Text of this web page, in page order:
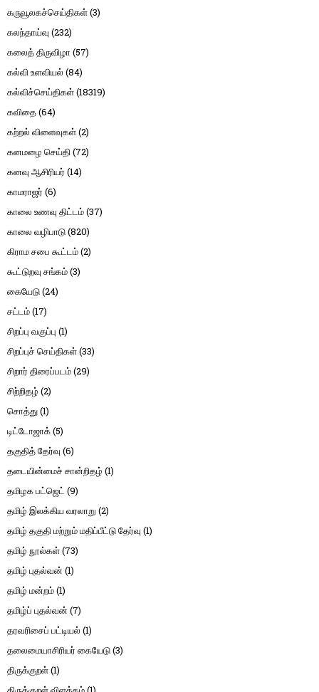
கருவூலகச்செய்திகள்(3)
கலந்தாய்வு (232)
கலைத் திருவிழா (57)
கல்வி உளவியல் (84)
கல்விச்செய்திகள்(18319)
கவிதை(64)
கற்றல் விளைவுகள்(2)
கனமழை செய்தி(72)
கனவு ஆசிரியர் (14)
காமராஜர் (6)
காலை உணவு திட்டம்(37)
காலை வழிபாடு(820)
கிராம சபை கூட்டம்(2)
கூட்டுறவு சங்கம்(3)
கையேடு(24)
சட்டம்(17)
சிறப்பு வகுப்பு (1)
சிறப்புச் செய்திகள்(33)
சிறார் திரைப்படம்(29)
சிற்றிதழ் (2)
சொத்து(1)
டிட்டோஜாக்(5)
தகுதித் தேர்வு (6)
தடையின்மைச் சான்றிதழ் (1)
தமிழக பட்ஜெட் (9)
தமிழ் இலக்கிய வரலாறு (2)
தமிழ் தகுதி மற்றும் மதிப்பீட்டு தேர்வு (1)
தமிழ் நூல்கள்(73)
தமிழ் புதல்வன் (1)
தமிழ் மன்றம்(1)
தமிழ்ப் புதல்வன் (7)
தரவரிசைப் பட்டியல் (1)
தலைமையாசிரியர் கையேடு(3)
திருக்குறள்(1)